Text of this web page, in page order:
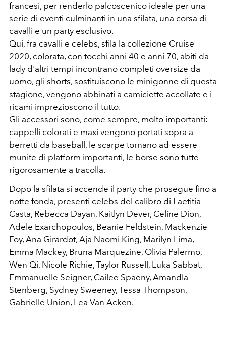
francesi, per renderlo palcoscenico ideale per una
serie di eventi culminanti in una sfilata, una corsa di
cavalli e un party esclusivo.
Qui, fra cavalli e celebs, sfila la collezione Cruise
2020, colorata, con tocchi anni 40 e anni 70, abiti da
lady d'altri tempi incontrano completi oversize da
uomo, gli shorts, sostituiscono le minigonne di questa
stagione, vengono abbinati a camiciette accollate e i
ricami imprezioscono il tutto.
Gli accessori sono, come sempre, molto importanti:
cappelli colorati e maxi vengono portati sopra a
berretti da baseball, le scarpe tornano ad essere
munite di platform importanti, le borse sono tutte
rigorosamente a tracolla.
Dopo la sfilata si accende il party che prosegue fino a
notte fonda, presenti celebs del calibro di Laetitia
Casta, Rebecca Dayan, Kaitlyn Dever, Celine Dion,
Adele Exarchopoulos, Beanie Feldstein, Mackenzie
Foy, Ana Girardot, Aja Naomi King, Marilyn Lima,
Emma Mackey, Bruna Marquezine, Olivia Palermo,
Wen Qi, Nicole Richie, Taylor Russell, Luka Sabbat,
Emmanuelle Seigner, Cailee Spaeny, Amandla
Stenberg, Sydney Sweeney, Tessa Thompson,
Gabrielle Union, Lea Van Acken.